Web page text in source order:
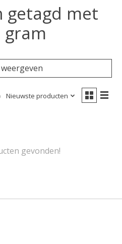
getagd met
gram
Nieuwste producten
gevonden!